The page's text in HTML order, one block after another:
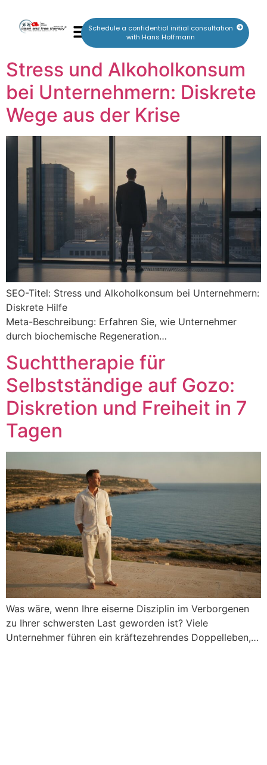
Schedule a confidential initial consultation
with Hans Hoffmann
Stress und Alkoholkonsum
bei Unternehmern: Diskrete
Wege aus der Krise
SEO-Titel: Stress und Alkoholkonsum bei Unternehmern:
Diskrete Hilfe
Meta-Beschreibung: Erfahren Sie, wie Unternehmer
durch biochemische Regeneration…
Suchttherapie für
Selbstständige auf Gozo:
Diskretion und Freiheit in 7
Tagen
Was wäre, wenn Ihre eiserne Disziplin im Verborgenen
zu Ihrer schwersten Last geworden ist? Viele
Unternehmer führen ein kräftezehrendes Doppelleben,…